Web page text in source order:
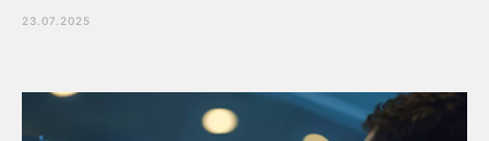
23.07.2025